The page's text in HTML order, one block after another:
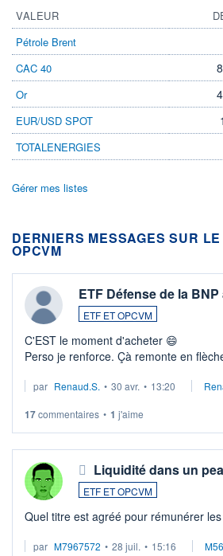
VALEUR
Pétrole Brent
CAC 40
Or
EUR/USD SPOT
TOTALENERGIES
Gérer mes listes
DERNIERS MESSAGES SUR
OPCVM
ETF Défense de la
ETF ET OPCVM
C'EST le moment d'acheter 😄​
Perso je renforce. Çà remonte en
Investissement long terme tip top pour
par Renaud.S. • 30 avr. • 13:20
17commentaires • 1 j'aime
Liquidité dans un pea
ETF ET OPCVM
Quel titre est agréé pour rémunérer
par M7967572 • 28 juil. • 15:16